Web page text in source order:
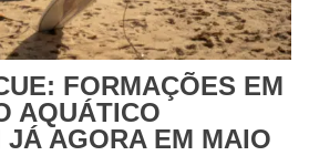
FORMAÇÕES EM
AQUÁTICO
JÁ AGORA EM MAIO